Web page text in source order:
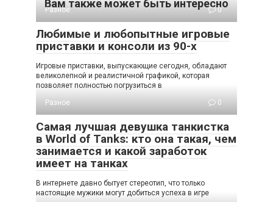
Вам также может быть интересно
Разное 0
Любимые и любопытные игровые
приставки и консоли из 90-х
Игровые приставки, выпускающие сегодня, обладают
великолепной и реалистичной графикой, которая
позволяет полностью погрузиться в
Разное
0
Самая лучшая девушка танкистка
в World of Tanks: кто она такая, чем
занимается и какой заработок
имеет на танках
В интернете давно бытует стереотип, что только
настоящие мужики могут добиться успеха в игре